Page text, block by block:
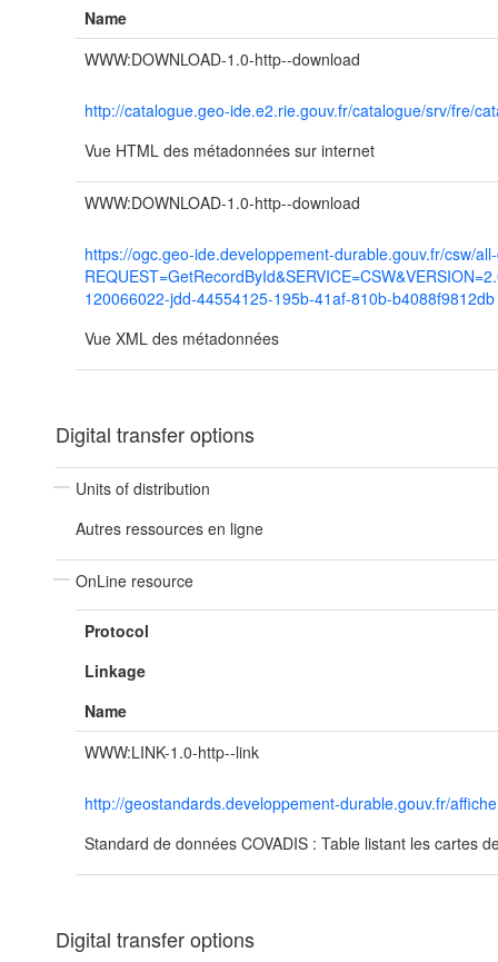
Name
WWW:DOWNLOAD-1.0-http--download
http://catalogue.geo-ide.e2.rie.gouv.fr/catalogue/srv/fre/
Vue HTML des métadonnées sur internet
WWW:DOWNLOAD-1.0-http--download
https://ogc.geo-ide.developpement-durable.gouv.fr/csw/
120066022-jdd-44554125-195b-41af-810b-b4088f9812db
Vue XML des métadonnées
Digital transfer options
Units of distribution
Autres ressources en ligne
OnLine resource
Protocol
Linkage
Name
WWW:LINK-1.0-http--link
http://geostandards.developpement-durable.gouv.fr/
Standard de données COVADIS : Table listant les cartes
Digital transfer options